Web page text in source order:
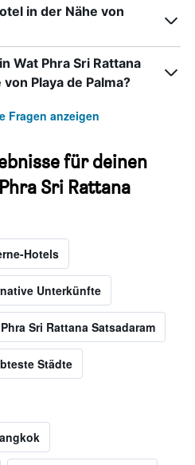
in der Nähe von
Wat Phra Sri Rattana
Playa de Palma?
Fragen anzeigen
für deinen
Sri Rattana
Hotels
Unterkünfte
Sri Rattana Satsadaram
Städte